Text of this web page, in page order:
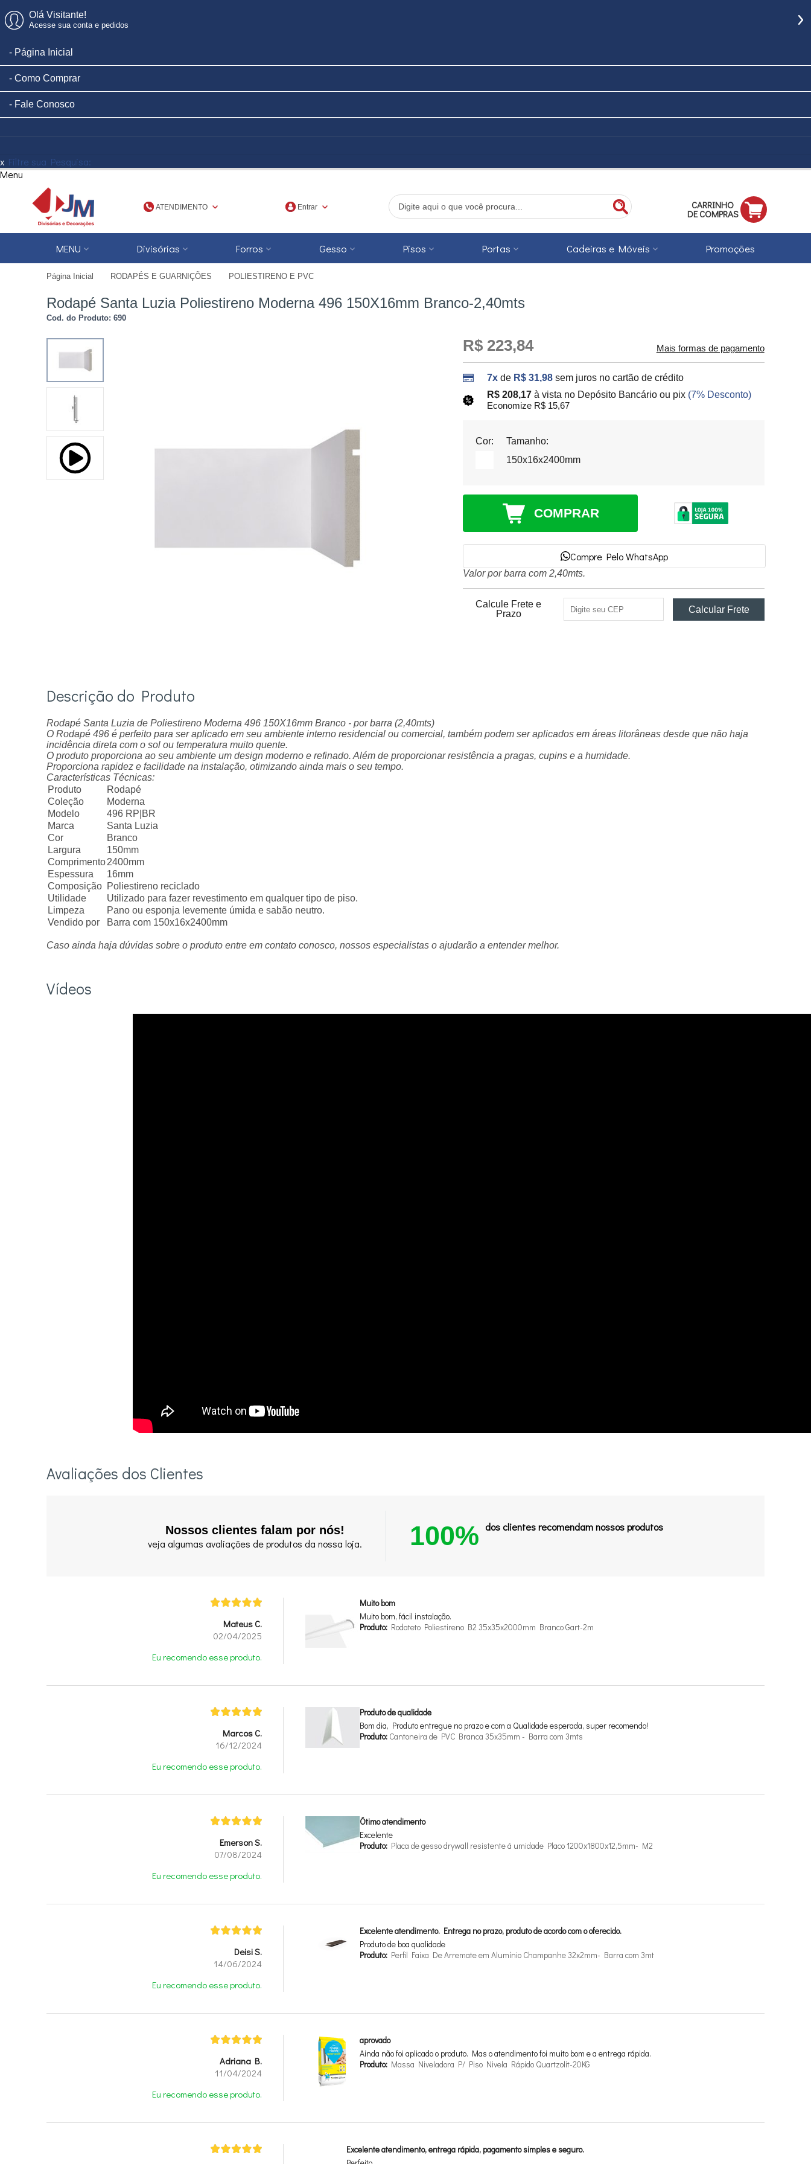
Olá Visitante!
Acesse sua conta e pedidos
Página Inicial
Como Comprar
Fale Conosco
x Filtre sua Pesquisa:
Menu
ATENDIMENTO
(48) 3623-1777
4836231777
Entrar CARRINHO
DE COMPRAS
MENU Divisórias Forros Gesso Pisos Portas Cadeiras e Móveis Promoções
Página Inicial RODAPÉS E GUARNIÇÕES POLIESTIRENO E PVC
Rodapé Santa Luzia Poliestireno Moderna 496 150X16mm Branco-2,40mts
Cod. do Produto: 690
R$ 223,84 Mais formas de pagamento
7x de R$ 31,98 sem juros no cartão de crédito
R$ 208,17à vista no Depósito Bancário ou pix (7% Desconto)
Economize R$ 15,67
Cor:
Tamanho:
150x16x2400mm
COMPRAR
Compre Pelo WhatsApp
Valor por barra com 2,40mts.
Calcule Frete e
Prazo
Descrição do Produto
Rodapé Santa Luzia de Poliestireno Moderna 496 150X16mm Branco - por barra (2,40mts)
O Rodapé 496 é perfeito para ser aplicado em seu ambiente interno residencial ou comercial, também podem ser aplicados em áreas litorâneas desde que não haja
incidência direta com o sol ou temperatura muito quente.
O produto proporciona ao seu ambiente um design moderno e refinado. Além de proporcionar resistência a pragas, cupins e a humidade.
Proporciona rapidez e facilidade na instalação, otimizando ainda mais o seu tempo.
Características Técnicas:
Produto
Rodapé
Coleção
Moderna
Modelo
496 RP|BR
Marca
Santa Luzia
Cor
Branco
Largura
150mm
Comprimento2400mm
Espessura
16mm
Composição Poliestireno reciclado
Utilidade
Utilizado para fazer revestimento em qualquer tipo de piso.
Limpeza
Pano ou esponja levemente úmida e sabão neutro.
Vendido por
Barra com 150x16x2400mm
Caso ainda haja dúvidas sobre o produto entre em contato conosco, nossos especialistas o ajudarão a entender melhor.
Vídeos
Avaliações dos Clientes
Nossos clientes falam por nós!
veja algumas avaliações de produtos da nossa loja. 100% dos clientes recomendam nossos produtos
Mateus C.
02/04/2025
Eu recomendo esse produto.
Muito bom
Muito bom, fácil instalação.
Produto:Rodateto Poliestireno B2 35x35x2000mm Branco Gart-2m
Marcos C.
16/12/2024
Eu recomendo esse produto.
Produto de qualidade
Bom dia, Produto entregue no prazo e com a Qualidade esperada, super recomendo!
Produto:Cantoneira de PVC Branca 35x35mm - Barra com 3mts
Emerson S.
07/08/2024
Eu recomendo esse produto.
Ótimo atendimento
Excelente
Produto:Placa de gesso drywall resistente á umidade Placo 1200x1800x12,5mm- M2
Deisi S.
14/06/2024
Eu recomendo esse produto.
Excelente atendimento. Entrega no prazo, produto de acordo com o oferecido.
Produto de boa qualidade
Produto:Perfil Faixa De Arremate em Alumínio Champanhe 32x2mm- Barra com 3mt
Adriana B.
11/04/2024
Eu recomendo esse produto.
aprovado
Ainda não foi aplicado o produto. Mas o atendimento foi muito bom e a entrega rápida.
Produto:Massa Niveladora P/ Piso Nivela Rápido Quartzolit-20KG
Excelente atendimento, entrega rápida, pagamento simples e seguro.